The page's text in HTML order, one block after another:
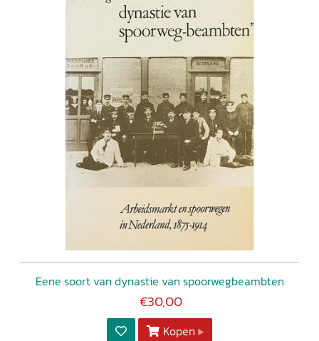
Eene soort van dynastie van spoorwegbeambten
€30,00
Kopen